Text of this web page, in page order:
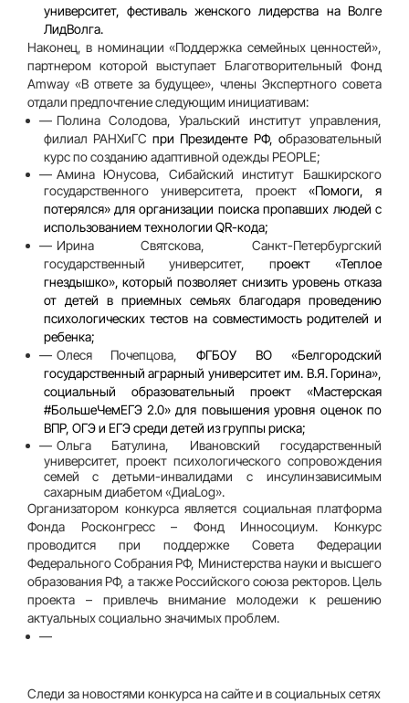
университет, фестиваль женского лидерства на Волге
ЛидВолга.
Наконец, в номинации«Поддержка семейных ценностей»,
партнером которой выступает Благотворительный Фонд
Amway «В ответе за будущее», члены Экспертного совета
отдали предпочтение следующим инициативам:
Полина Солодова, Уральский институт управления,
филиал РАНХиГСпри Президенте РФ, образовательный
курс по созданию адаптивной одежды PEOPLE;
Амина Юнусова, Сибайский институт Башкирского
государственного университета, проект «Помоги, я
потерялся» для организации поиска пропавших людей с
использованием технологии QR-кода;
Ирина Святскова, Санкт-Петербургский
государственный университет, проект «Теплое
гнездышко», который позволяет снизить уровень отказа
от детей в приемных семьях благодаря проведению
психологических тестов на совместимость родителей и
ребенка;
Олеся Почепцова,ФГБОУ ВО «Белгородский
государственный аграрный университет им. В.Я. Горина»,
социальный образовательный проект «Мастерская
#БольшеЧемЕГЭ 2.0» для повышения уровня оценок по
ВПР, ОГЭ и ЕГЭ среди детей из группы риска;
Ольга Батулина, Ивановский государственный
университет, проект психологического сопровождения
семей с детьми-инвалидами с инсулинзависимым
сахарным диабетом «ДиаLog».
Организатором конкурса является социальная платформа
Фонда Росконгресс – Фонд Инносоциум. Конкурс
проводится при поддержке Совета Федерации
Федерального Собрания РФ, Министерства науки и высшего
образования РФ, а также Российского союза ректоров. Цель
проекта – привлечь внимание молодежи к решению
актуальных социально значимых проблем.
Следи за новостями конкурса на сайте и в социальных сетях